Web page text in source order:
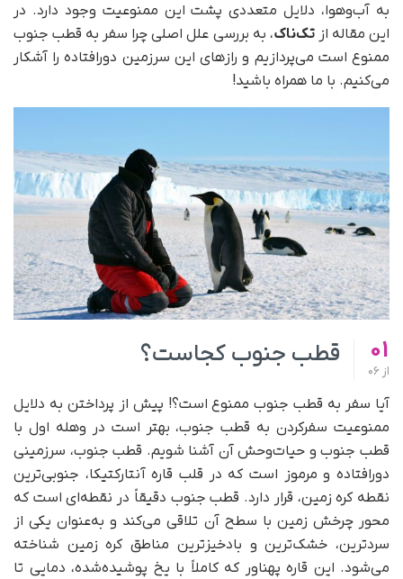
به آب‌وهوا، دلایل متعددی پشت این ممنوعیت وجود دارد. در
این مقاله ازتک‌ناک، به بررسی علل اصلی چرا سفر به قطب جنوب
ممنوع است می‌پردازیم و رازهای این سرزمین دورافتاده را آشکار
می‌کنیم. با ما همراه باشید!
01
از
قطب جنوب کجاست؟
آیا سفر به قطب جنوب ممنوع است؟! پیش از پرداختن به دلایل
ممنوعیت سفرکردن به قطب جنوب، بهتر است در وهله اول با
قطب جنوب و حیات‌وحش آن آشنا شویم. قطب جنوب، سرزمینی
دورافتاده و مرموز است که در قلب قاره آنتارکتیکا، جنوبی‌ترین
نقطه کره زمین، قرار دارد. قطب جنوب دقیقاً در نقطه‌ای است که
محور چرخش زمین با سطح آن تلاقی می‌کند و به‌عنوان یکی از
سردترین، خشک‌ترین و بادخیزترین مناطق کره زمین شناخته
می‌شود. این قاره پهناور که کاملاً با یخ پوشیده‌شده، دمایی تا